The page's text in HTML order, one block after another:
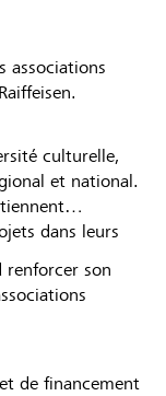
associations
culturelle,
et national.
dans leurs
renforcer son
de financement